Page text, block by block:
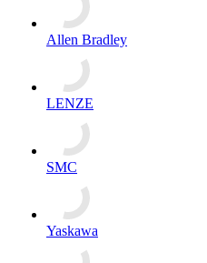
Allen Bradley
LENZE
SMC
Yaskawa